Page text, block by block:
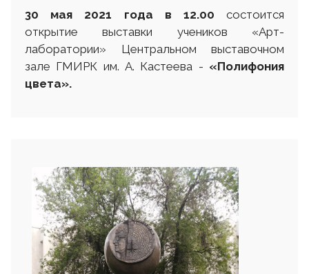
30 мая 2021 года в 12.00 состоится
открытие выставки учеников «Арт-
лаборатории» Центральном выставочном
зале ГМИРК им. А. Кастеева - «Полифония
цвета».